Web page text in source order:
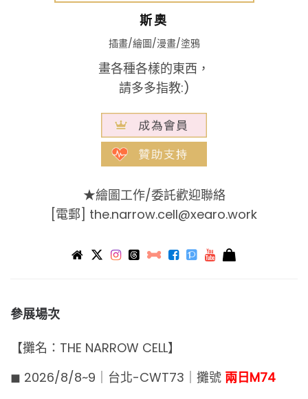
斯奧
插畫/繪圖/漫畫/塗鴉
畫各種各樣的東西，
請多多指教:)
★繪圖工作/委託歡迎聯絡
[電郵] the.narrow.cell@xearo.work
參展場次
【攤名：THE NARROW CELL】
◼︎ 2026/8/8~9｜台北-CWT73｜攤號 兩日M74